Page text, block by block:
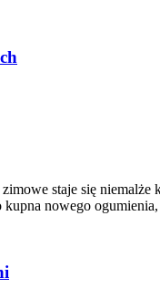
staje się
nowego